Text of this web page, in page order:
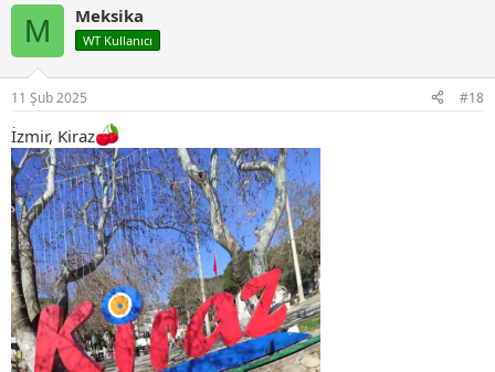
M Meksika
WT Kullanıcı
11 Şub 2025 #18
İzmir, Kiraz